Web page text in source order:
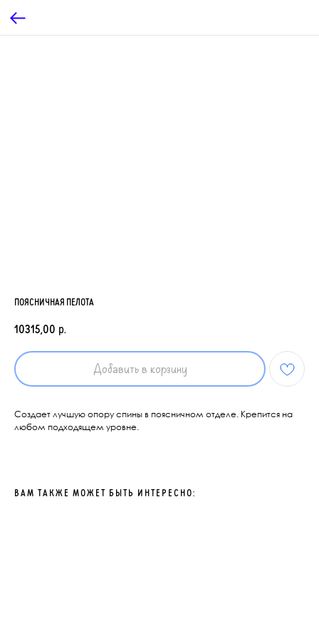
ПОЯСНИЧНАЯ ПЕЛОТА
10315,00 р.
Добавить в корзину
Создает лучшую опору спины в поясничном отделе. Крепится на
любом подходящем уровне.
ВАМ ТАКЖЕ МОЖЕТ БЫТЬ ИНТЕРЕСНО: